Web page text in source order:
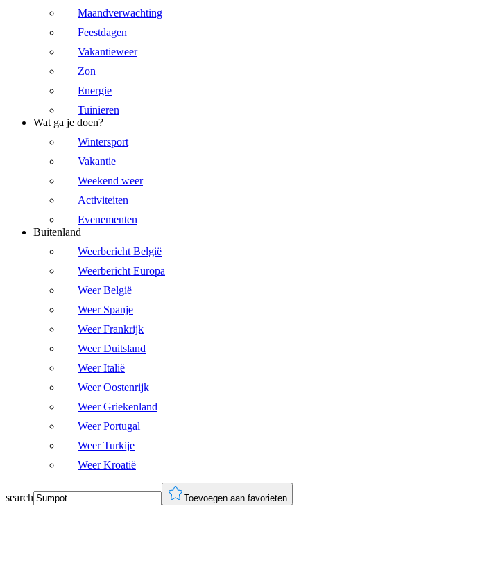
Maandverwachting
Feestdagen
Vakantieweer
Zon
Energie
Tuinieren
Wat ga je doen?
Wintersport
Vakantie
Weekend weer
Activiteiten
Evenementen
Buitenland
Weerbericht België
Weerbericht Europa
Weer België
Weer Spanje
Weer Frankrijk
Weer Duitsland
Weer Italië
Weer Oostenrijk
Weer Griekenland
Weer Portugal
Weer Turkije
Weer Kroatië
search Toevoegen aan favorieten